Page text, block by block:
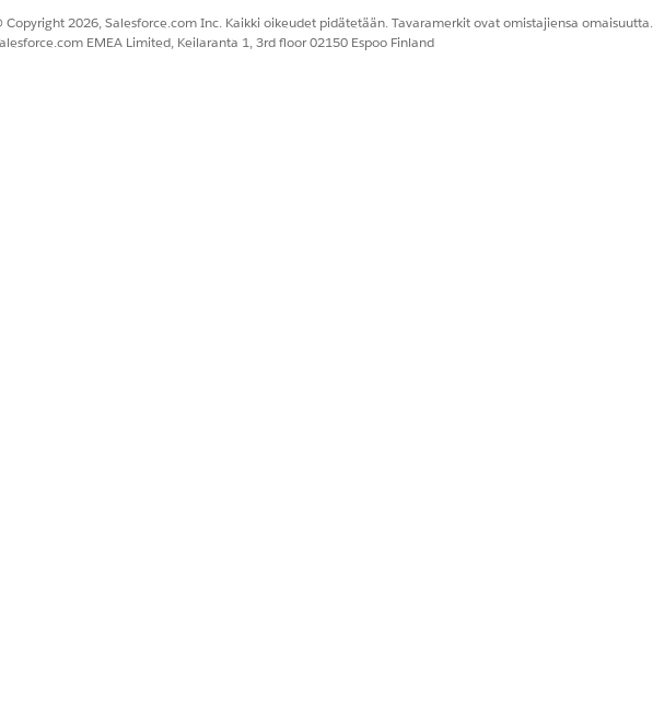
hallinta kotihoidon aikana
Copyright 2026, Salesforce.com Inc. Kaikki oikeudet pidätetään. Tavaramerkit ovat omistajiensa omaisuutta.
EMEA Limited, Keilaranta 1, 3rd floor 02150 Espoo Finland